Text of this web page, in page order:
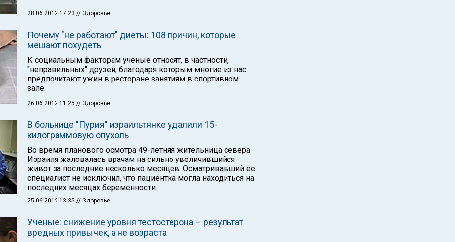
28.06.2012 17:23 // Здоровье
Почему "не работают" диеты: 108 причин, которые
мешают похудеть
К социальным факторам ученые относят, в частности,
"неправильных" друзей, благодаря которым многие из нас
предпочитают ужин в ресторане занятиям в спортивном
зале.
26.06.2012 11:25 // Здоровье
В больнице "Пурия" израильтянке удалили 15-
килограммовую опухоль
Во время планового осмотра 49-летняя жительница севера
Израиля жаловалась врачам на сильно увеличившийся
живот за последние несколько месяцев. Осматривавший ее
специалист не исключил, что пациентка могла находиться на
последних месяцах беременности.
25.06.2012 13:35 // Здоровье
Ученые: снижение уровня тестостерона – результат
вредных привычек, а не возраста